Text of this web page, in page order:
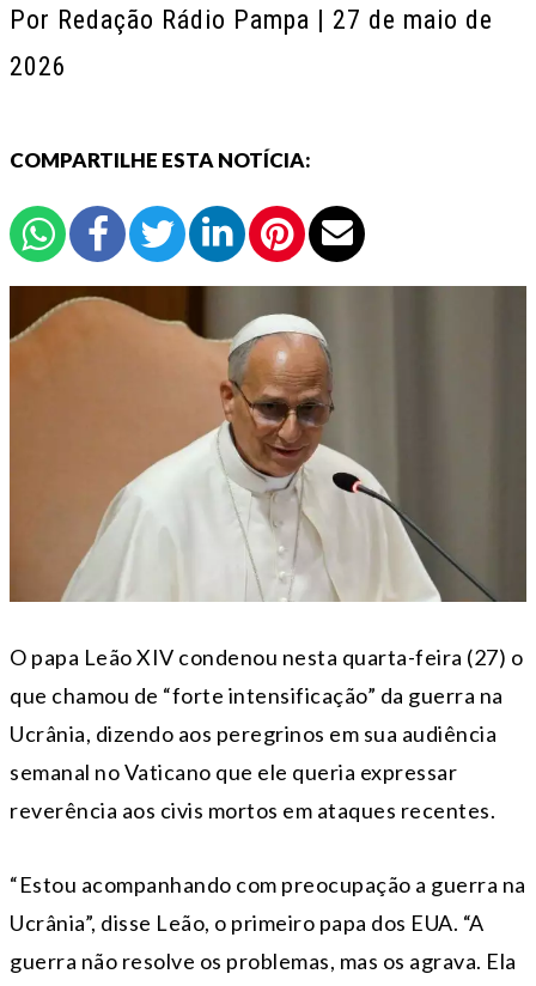
Por Redação Rádio Pampa | 27 de maio de
2026
COMPARTILHE ESTA NOTÍCIA:
O papa Leão XIV condenou nesta quarta-feira (27) o
que chamou de “forte intensificação” da guerra na
Ucrânia, dizendo aos peregrinos em sua audiência
semanal no Vaticano que ele queria expressar
reverência aos civis mortos em ataques recentes.
“Estou acompanhando com preocupação a guerra na
Ucrânia”, disse Leão, o primeiro papa dos EUA. “A
guerra não resolve os problemas, mas os agrava. Ela